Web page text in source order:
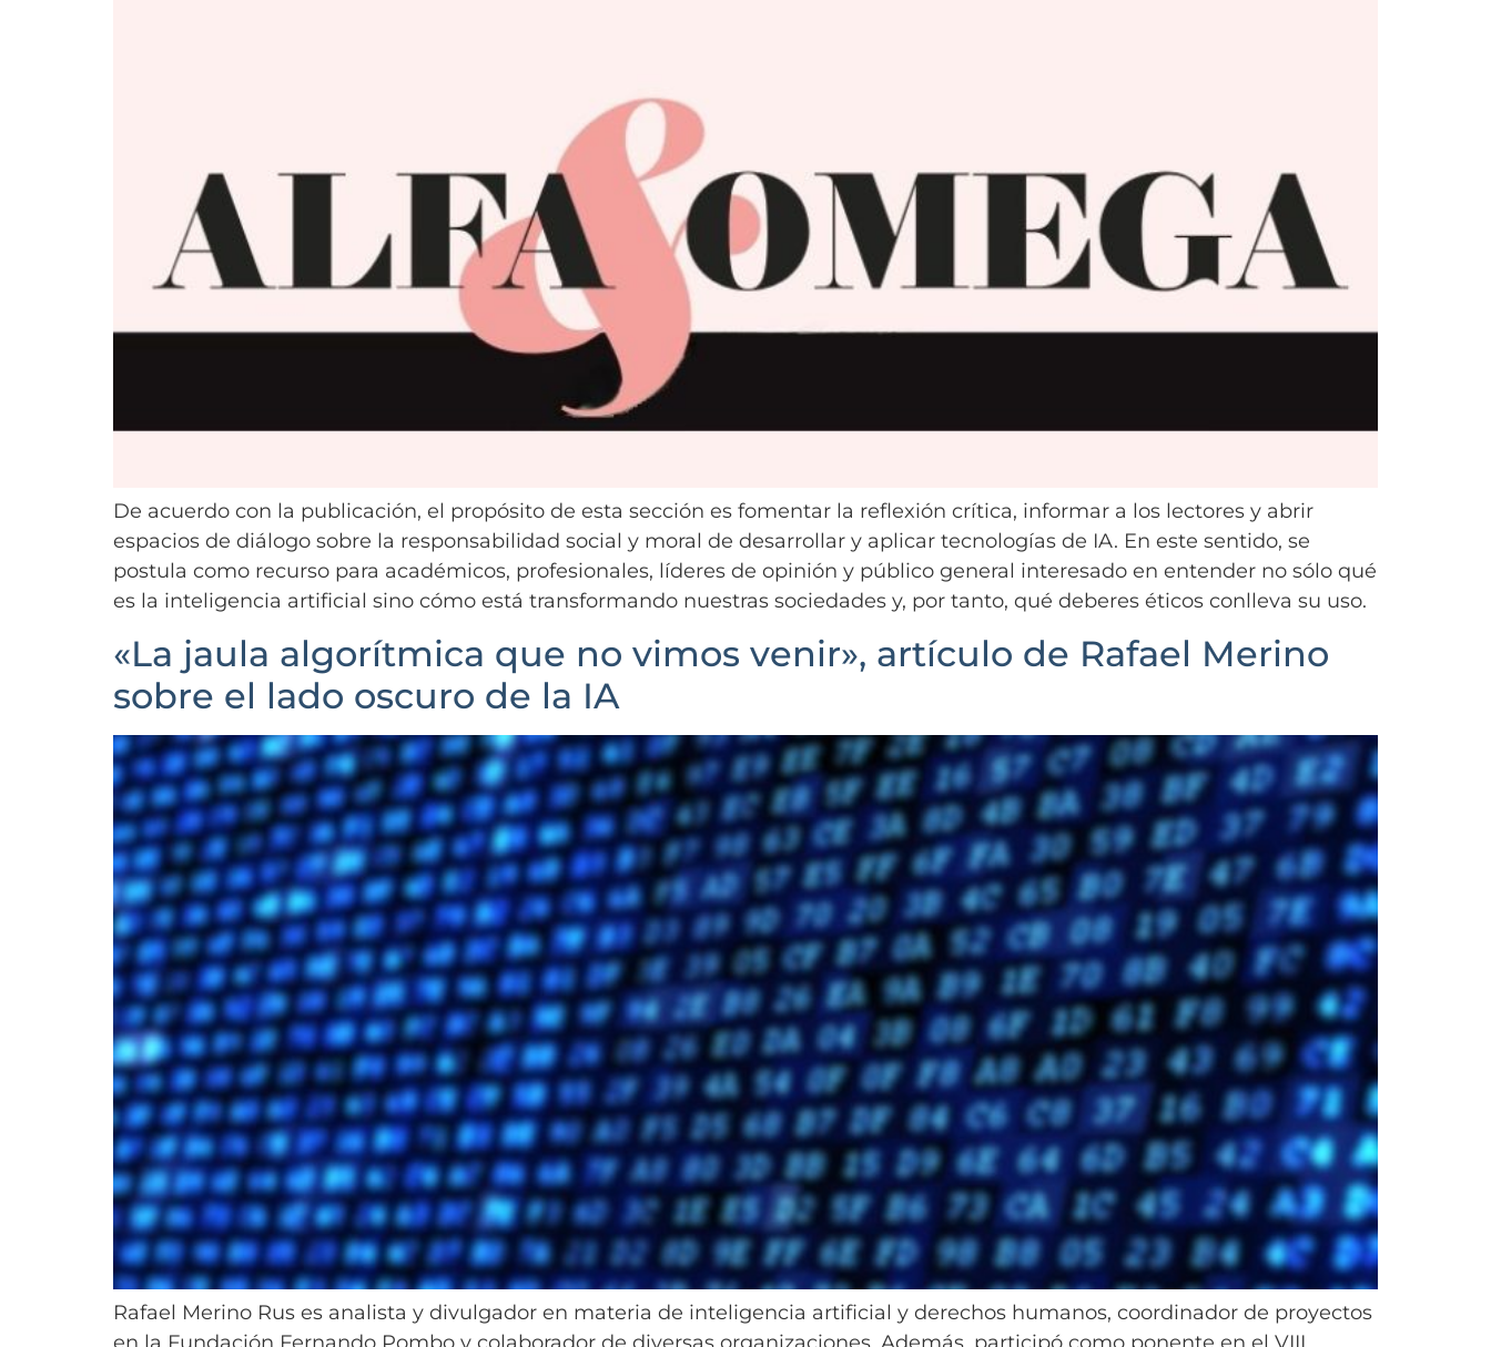
De acuerdo con la publicación, el propósito de esta sección es fomentar la reflexión crítica, informar a los lectores y abrir
espacios de diálogo sobre la responsabilidad social y moral de desarrollar y aplicar tecnologías de IA. En este sentido, se
postula como recurso para académicos, profesionales, líderes de opinión y público general interesado en entender no sólo qué
es la inteligencia artificial sino cómo está transformando nuestras sociedades y, por tanto, qué deberes éticos conlleva su uso.
«La jaula algorítmica que no vimos venir», artículo de Rafael Merino
sobre el lado oscuro de la IA
Rafael Merino Rus es analista y divulgador en materia de inteligencia artificial y derechos humanos, coordinador de proyectos